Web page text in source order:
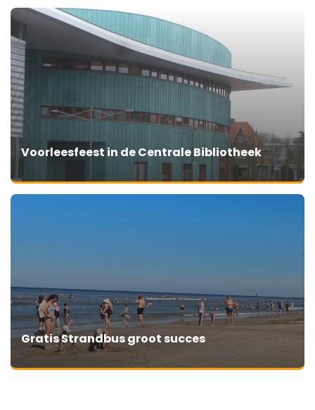
Voorleesfeest in de Centrale Bibliotheek
Gratis Strandbus groot succes